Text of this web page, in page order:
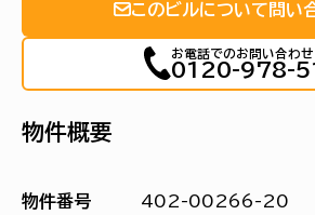
このビルについて問い
お電話でのお問い合わせ
0120-978-
物件概要
物件番号 402-00266-20